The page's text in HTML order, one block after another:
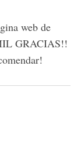
web de
GRACIAS!!